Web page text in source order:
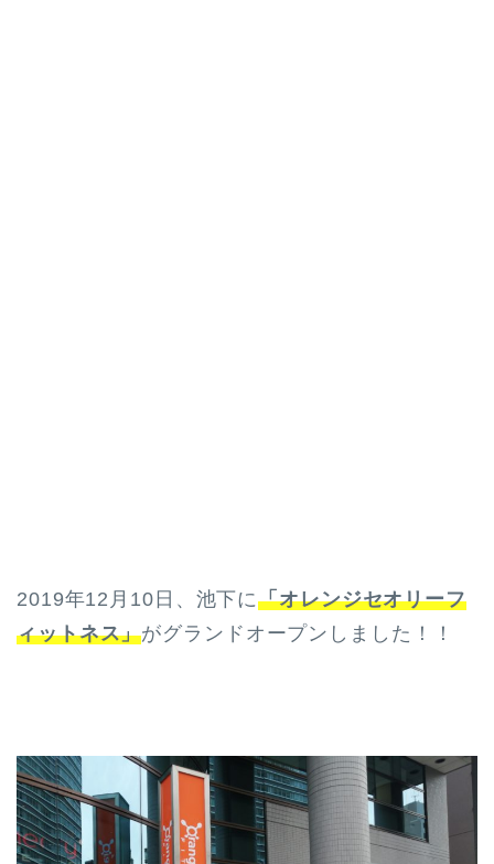
2019年12月10日、池下に「オレンジセオリーフ
ィットネス」がグランドオープンしました！！